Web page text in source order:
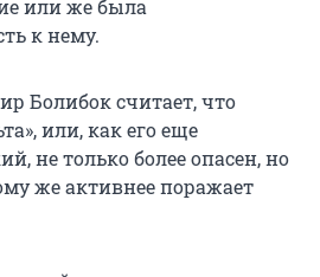
или же была
к нему.
Болибок считает, что
или, как его еще
не только более опасен, но
же активнее поражает